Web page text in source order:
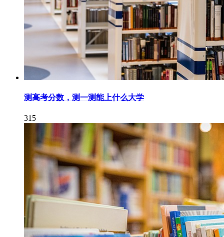
测高考分数，测一测能上什么大学
315